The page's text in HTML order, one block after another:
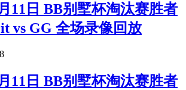
11日 BB别墅杯淘汰赛胜者
vs GG 全场录像回放
11日 BB别墅杯淘汰赛胜者